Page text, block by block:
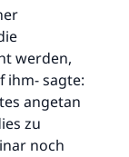
werden,
ihm- sagte:
angetan
zu
noch